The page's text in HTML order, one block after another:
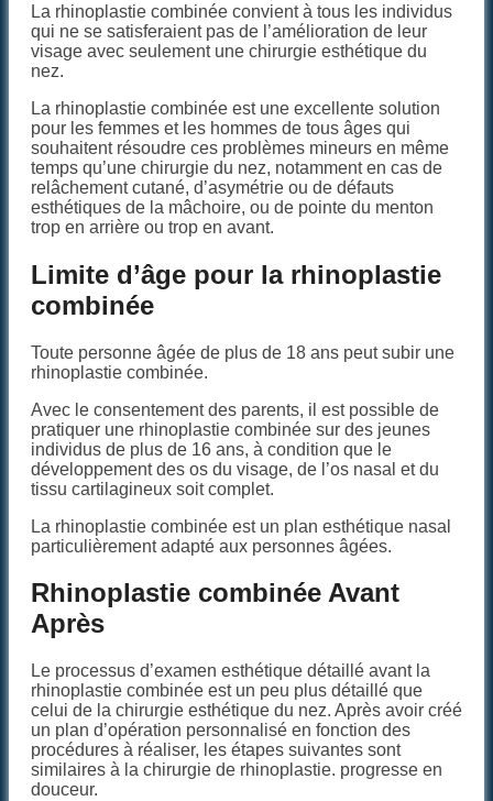
La rhinoplastie combinée convient à tous les individus
qui ne se satisferaient pas de l’amélioration de leur
visage avec seulement une chirurgie esthétique du
nez.
La rhinoplastie combinée est une excellente solution
pour les femmes et les hommes de tous âges qui
souhaitent résoudre ces problèmes mineurs en même
temps qu’une chirurgie du nez, notamment en cas de
relâchement cutané, d’asymétrie ou de défauts
esthétiques de la mâchoire, ou de pointe du menton
trop en arrière ou trop en avant.
Limite d’âge pour la rhinoplastie
combinée
Toute personne âgée de plus de 18 ans peut subir une
rhinoplastie combinée.
Avec le consentement des parents, il est possible de
pratiquer une rhinoplastie combinée sur des jeunes
individus de plus de 16 ans, à condition que le
développement des os du visage, de l’os nasal et du
tissu cartilagineux soit complet.
La rhinoplastie combinée est un plan esthétique nasal
particulièrement adapté aux personnes âgées.
Rhinoplastie combinée Avant
Après
Le processus d’examen esthétique détaillé avant la
rhinoplastie combinée est un peu plus détaillé que
celui de la chirurgie esthétique du nez. Après avoir créé
un plan d’opération personnalisé en fonction des
procédures à réaliser, les étapes suivantes sont
similaires à la chirurgie de rhinoplastie. progresse en
douceur.